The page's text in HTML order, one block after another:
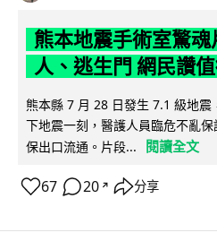
熊本地震手術室驚
人、逃生門 網民讚
熊本縣 7 月 28 日發生 7.1 級地
下地震一刻，醫護人員臨危不亂
保出口流通。片段...
閱讀全文
67 20 ↗ 分享